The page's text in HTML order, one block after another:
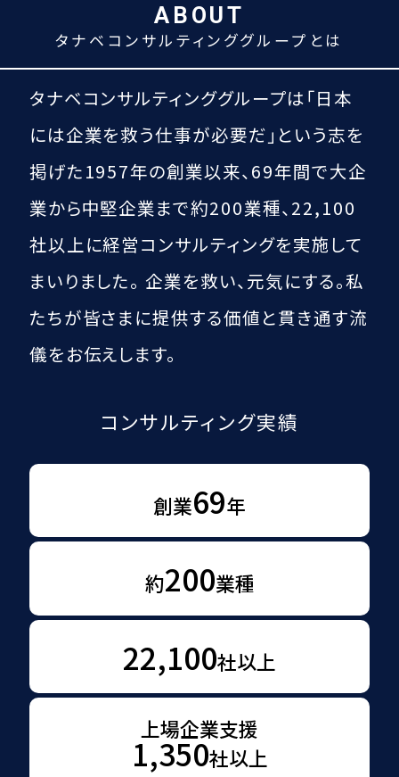
ABOUT
タナベコンサルティンググループとは
タナベコンサルティンググループは「日本
には企業を救う仕事が必要だ」という志を
掲げた1957年の創業以来、69年間で大企
業から中堅企業まで約200業種、22,100
社以上に経営コンサルティングを実施して
まいりました。 企業を救い、元気にする。私
たちが皆さまに提供する価値と貫き通す流
儀をお伝えします。
コンサルティング実績
創業69年
約200業種
22,100社以上
上場企業支援
1,350社以上